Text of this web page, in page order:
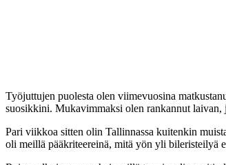
Työjuttujen puolesta olen viimevuosina
suosikkini. Mukavimmaksi olen rankannut laivan,
Pari viikkoa sitten olin Tallinnassa kuitenkin
oli meillä pääkriteereinä, mitä yön yli bileristeilyä